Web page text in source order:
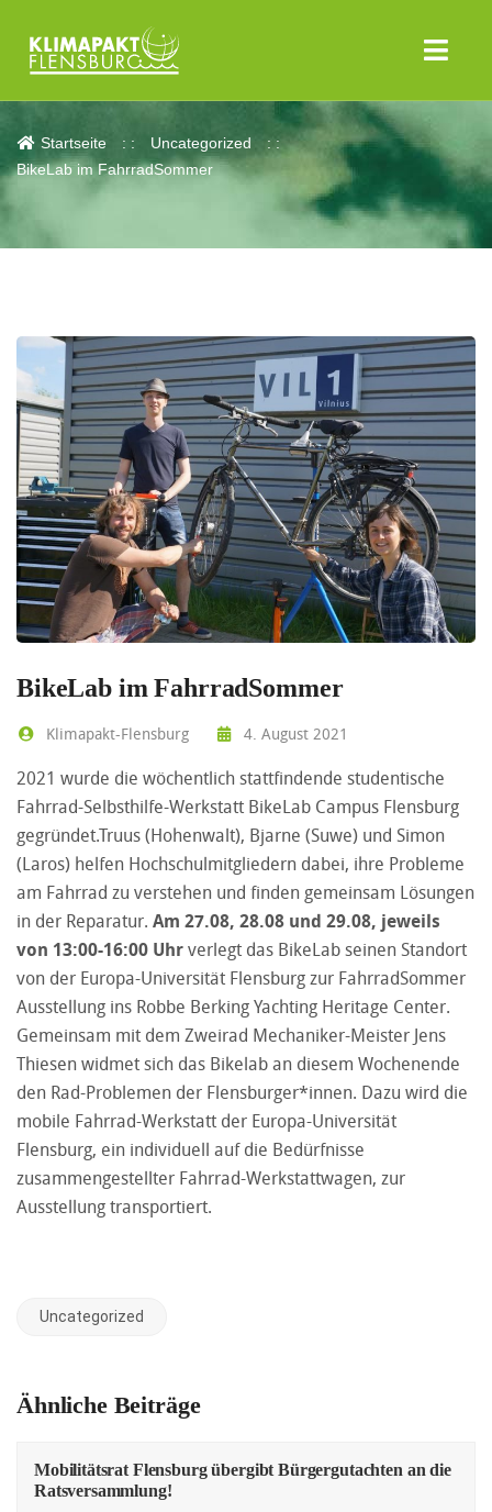
Aktuelles
Startseite
Uncategorized
BikeLab im FahrradSommer
BikeLab im FahrradSommer
Klimapakt-Flensburg 4. August 2021
2021 wurde die wöchentlich stattfindende studentische
Fahrrad-Selbsthilfe-Werkstatt BikeLab Campus Flensburg
gegründet.Truus (Hohenwalt), Bjarne (Suwe) und Simon
(Laros) helfen Hochschulmitgliedern dabei, ihre Probleme
am Fahrrad zu verstehen und finden gemeinsam Lösungen
in der Reparatur. Am 27.08, 28.08 und 29.08, jeweils
von 13:00-16:00 Uhrverlegt das BikeLab seinen Standort
von der Europa-Universität Flensburg zur FahrradSommer
Ausstellung ins Robbe Berking Yachting Heritage Center.
Gemeinsam mit dem Zweirad Mechaniker-Meister Jens
Thiesen widmet sich das Bikelab an diesem Wochenende
den Rad-Problemen der Flensburger*innen. Dazu wird die
mobile Fahrrad-Werkstatt der Europa-Universität
Flensburg, ein individuell auf die Bedürfnisse
zusammengestellter Fahrrad-Werkstattwagen, zur
Ausstellung transportiert.
Uncategorized
Ähnliche Beiträge
Mobilitätsrat Flensburg übergibt Bürgergutachten an die
Ratsversammlung!